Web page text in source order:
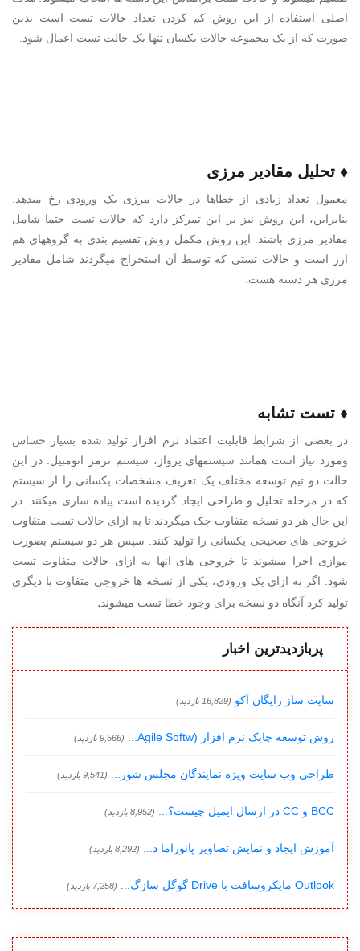
اصلی استفاده از این روش کم کردن تعداد حالات تست است بدین
صورت که از یک مجموعه حالات یکسان تنها یک حالت تست اعمال شود.
♦ تحلیل مقادیر مرزی
معمول تعداد زیادی از خطاها در حالات مرزی یک ورودی رخ میدهد.
بنابراین، این روش نیز بر این تمرکز دارد که حالات تست حتما شامل
مقادیر مرزی باشند. این روش مکمل روش تقسیم بندی به گروههای هم
ارز است و حالات تستی که توسط آن استخراج میگردند شامل مقادیر
مرزی هر دسته هست.
♦ تست تشابه
در بعضی از شرایط قابلیت اعتماد نرم افزار تولید شده بسیار حساس
ومورد نیاز است همانند سیستمهای پرواز، سیستم ترمز اتومبیل. در این
حالت دو تیم توسعه مختلف یک تعریف مشخصات یکسانی را از سیستم
که در مرحله تحلیل و طراحی ایجاد گردیده است پیاده سازی میکنند. در
این حال هر دو نسخه متفاوت چک میگردند تا به ازای حالات تست متفاوت
خروجی های صحیحی یکسانی را تولید کنند. سپس هر دو سیستم بصورت
موازی اجرا میشوند تا خروجی های انها به ازای حالات متفاوت تست
شود. اگر به ازای یک ورودی، یکی از نسخه ها خروجی متفاوت با دیگری
تولید کرد آنگاه دو نسخه برای وجود خطا تست میشوند.
پربازدیدترین اخبار
سایت ساز رایگان آکو (16,829 بازدید)
روش توسعه چابک نرم افزار (Agile Softw... (9,566 بازدید)
طراحی وب سایت ویژه نمایندگان مجلس شور... (9,541 بازدید)
BCC و CC در ارسال ایمیل چیست؟... (8,952 بازدید)
آموزش ایجاد و نمایش تصاویر پانوراما د... (8,292 بازدید)
Outlook مایکروسافت با Drive گوگل سازگ... (7,258 بازدید)